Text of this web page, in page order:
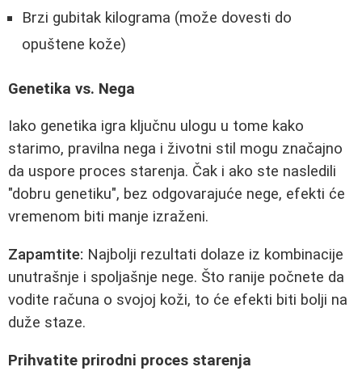
Brzi gubitak kilograma (može dovesti do
opuštene kože)
Genetika vs. Nega
Iako genetika igra ključnu ulogu u tome kako
starimo, pravilna nega i životni stil mogu značajno
da uspore proces starenja. Čak i ako ste nasledili
"dobru genetiku", bez odgovarajuće nege, efekti će
vremenom biti manje izraženi.
Zapamtite: Najbolji rezultati dolaze iz kombinacije
unutrašnje i spoljašnje nege. Što ranije počnete da
vodite računa o svojoj koži, to će efekti biti bolji na
duže staze.
Prihvatite prirodni proces starenja